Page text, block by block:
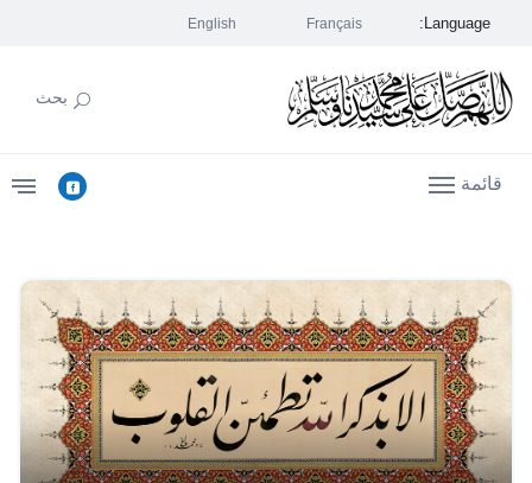
Language:
English Français
بحث
قائمة